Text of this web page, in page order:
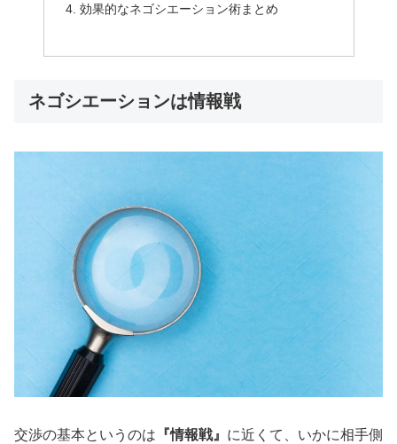
効果的なネゴシエーション術まとめ
ネゴシエーションは情報戦
交渉の基本というのは 『情報戦』 に近くて、いかに相手側